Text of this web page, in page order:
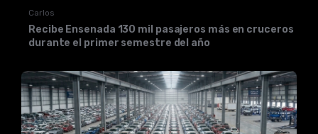
Carlos
Recibe Ensenada 130 mil pasajeros más en cruceros
durante el primer semestre del año